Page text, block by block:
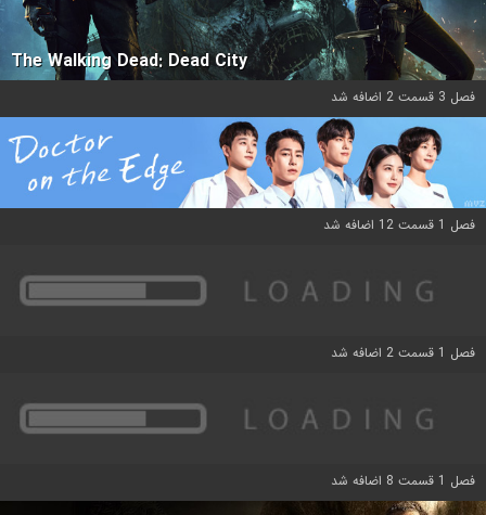
The Walking Dead: Dead City
فصل 3 قسمت 2 اضافه شد
فصل 1 قسمت 12 اضافه شد
فصل 1 قسمت 2 اضافه شد
فصل 1 قسمت 8 اضافه شد